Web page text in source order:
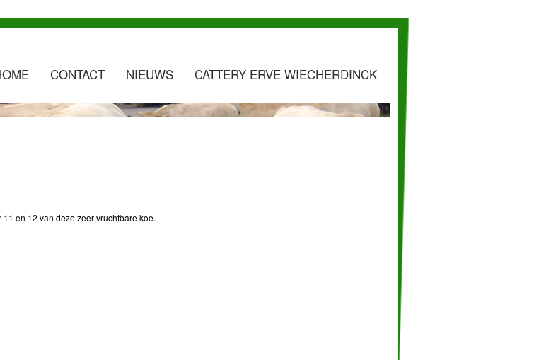
CONTACT NIEUWS CATTERY ERVE WIECHERDINCK
en 12 van deze zeer vruchtbare koe.